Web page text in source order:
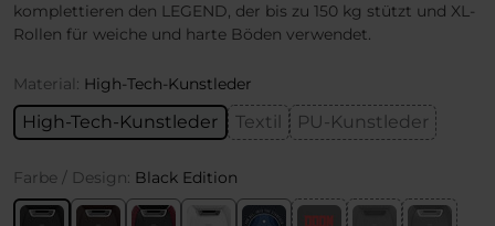
komplettieren den LEGEND, der bis zu 150 kg stützt und XL-
Rollen für weiche und harte Böden verwendet.
Material: High-Tech-Kunstleder
High-Tech-Kunstleder Textil PU-Kunstleder
Farbe / Design: Black Edition